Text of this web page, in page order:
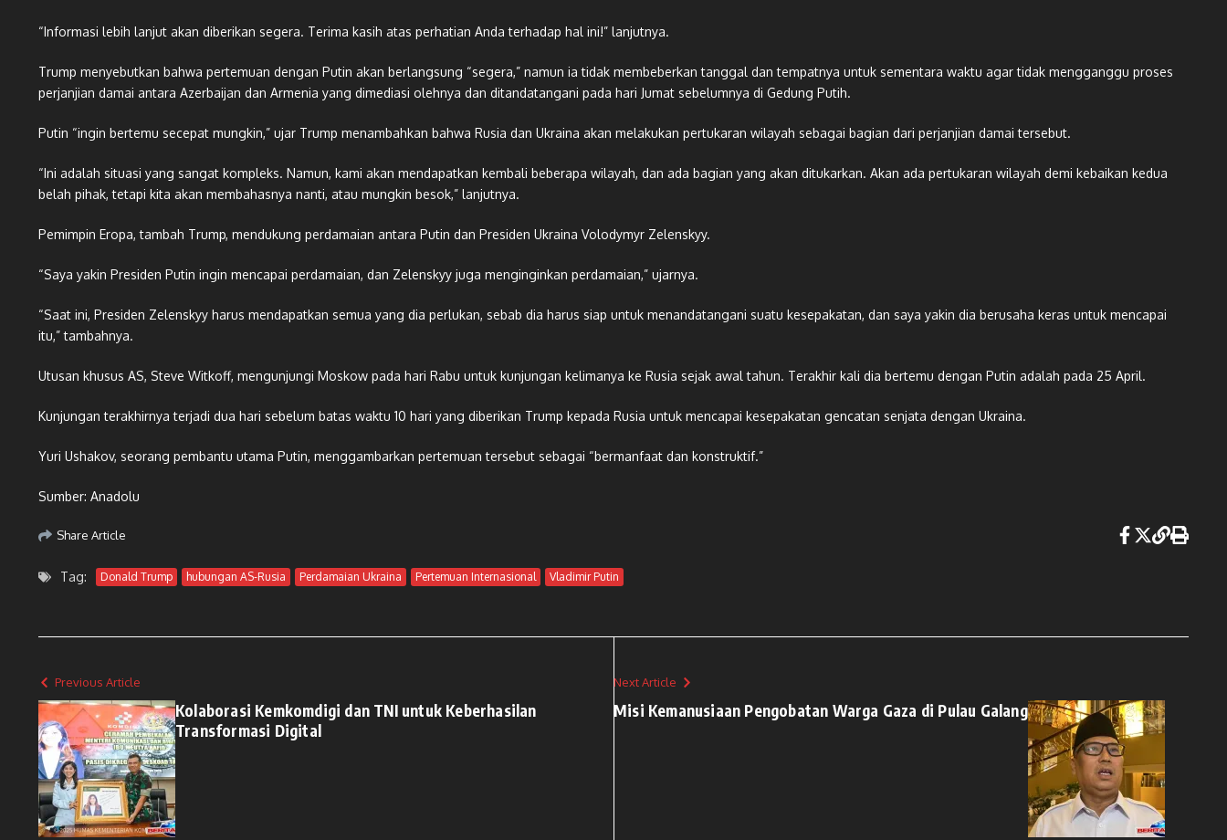
“Informasi lebih lanjut akan diberikan segera. Terima kasih atas perhatian Anda terhadap hal ini!” lanjutnya.
Trump menyebutkan bahwa pertemuan dengan Putin akan berlangsung “segera,” namun ia tidak membeberkan tanggal dan tempatnya untuk sementara waktu agar tidak mengganggu proses
perjanjian damai antara Azerbaijan dan Armenia yang dimediasi olehnya dan ditandatangani pada hari Jumat sebelumnya di Gedung Putih.
Putin “ingin bertemu secepat mungkin,” ujar Trump menambahkan bahwa Rusia dan Ukraina akan melakukan pertukaran wilayah sebagai bagian dari perjanjian damai tersebut.
“Ini adalah situasi yang sangat kompleks. Namun, kami akan mendapatkan kembali beberapa wilayah, dan ada bagian yang akan ditukarkan. Akan ada pertukaran wilayah demi kebaikan kedua
belah pihak, tetapi kita akan membahasnya nanti, atau mungkin besok,” lanjutnya.
Pemimpin Eropa, tambah Trump, mendukung perdamaian antara Putin dan Presiden Ukraina Volodymyr Zelenskyy.
“Saya yakin Presiden Putin ingin mencapai perdamaian, dan Zelenskyy juga menginginkan perdamaian,” ujarnya.
“Saat ini, Presiden Zelenskyy harus mendapatkan semua yang dia perlukan, sebab dia harus siap untuk menandatangani suatu kesepakatan, dan saya yakin dia berusaha keras untuk mencapai
itu,” tambahnya.
Utusan khusus AS, Steve Witkoff, mengunjungi Moskow pada hari Rabu untuk kunjungan kelimanya ke Rusia sejak awal tahun. Terakhir kali dia bertemu dengan Putin adalah pada 25 April.
Kunjungan terakhirnya terjadi dua hari sebelum batas waktu 10 hari yang diberikan Trump kepada Rusia untuk mencapai kesepakatan gencatan senjata dengan Ukraina.
Yuri Ushakov, seorang pembantu utama Putin, menggambarkan pertemuan tersebut sebagai “bermanfaat dan konstruktif.”
Sumber: Anadolu
Share Article
Tag: Donald Trump hubungan AS-Rusia Perdamaian Ukraina Pertemuan Internasional Vladimir Putin
Previous Article
Kolaborasi Kemkomdigi dan TNI untuk Keberhasilan
Transformasi Digital
Next Article
Misi Kemanusiaan Pengobatan Warga Gaza di Pulau Galang